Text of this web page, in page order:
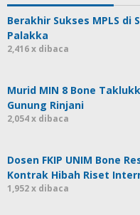
Berakhir Sukses MPLS di
Palakka
2,416 x dibaca
Murid MIN 8 Bone
Gunung Rinjani
2,054 x dibaca
Dosen FKIP UNIM Bone
Kontrak Hibah Riset
1,952 x dibaca